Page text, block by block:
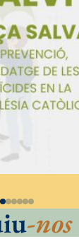
-nos